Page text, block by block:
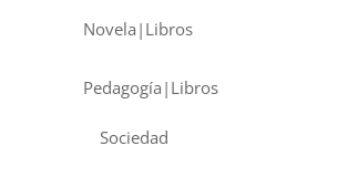
Novela|Libros
Pedagogía|Libros
Sociedad